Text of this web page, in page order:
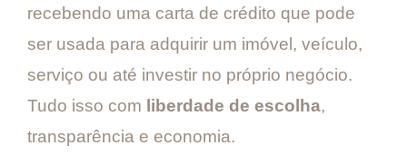
recebendo uma carta de crédito que pode
ser usada para adquirir um imóvel, veículo,
serviço ou até investir no próprio negócio.
Tudo isso com liberdade de escolha,
transparência e economia.